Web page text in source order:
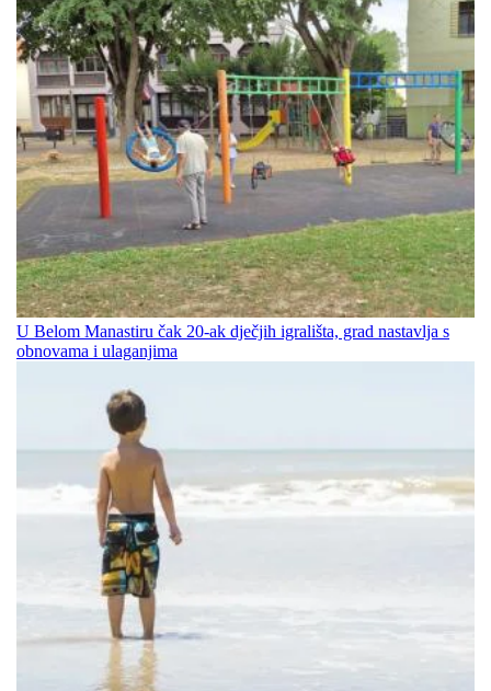
U Belom Manastiru čak 20-ak dječjih igrališta, grad nastavlja s
obnovama i ulaganjima